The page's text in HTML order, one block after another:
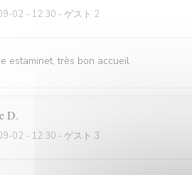
02 - 12:30 - ゲスト 2
estaminet, très bon accueil
D
02 - 12:30 - ゲスト 3